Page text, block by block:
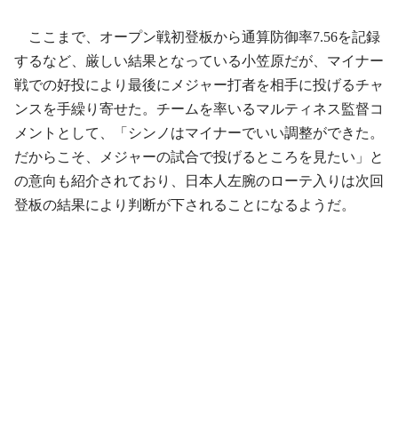
ここまで、オープン戦初登板から通算防御率7.56を記録
するなど、厳しい結果となっている小笠原だが、マイナー
戦での好投により最後にメジャー打者を相手に投げるチャ
ンスを手繰り寄せた。チームを率いるマルティネス監督コ
メントとして、「シンノはマイナーでいい調整ができた。
だからこそ、メジャーの試合で投げるところを見たい」と
の意向も紹介されており、日本人左腕のローテ入りは次回
登板の結果により判断が下されることになるようだ。